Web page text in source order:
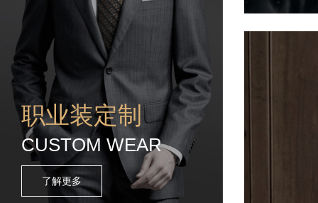
职业装定制
CUSTOM WEAR
了解更多